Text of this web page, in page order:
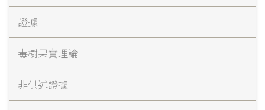
證據
毒樹果實理論
非供述證據